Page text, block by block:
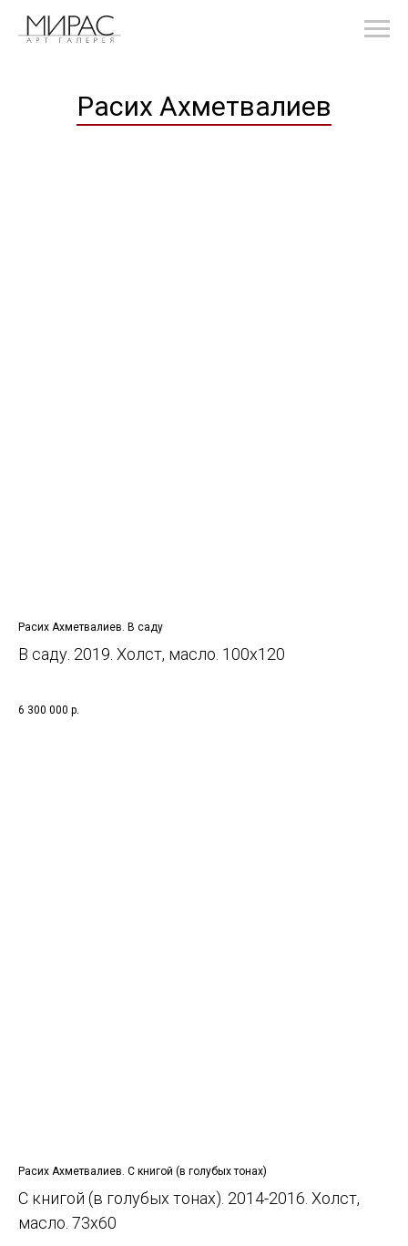
Расих Ахметвалиев
Расих Ахметвалиев. В саду
В саду. 2019. Холст, масло. 100х120
6 300 000 р.
Расих Ахметвалиев. С книгой (в голубых тонах)
С книгой (в голубых тонах). 2014-2016. Холст,
масло. 73х60